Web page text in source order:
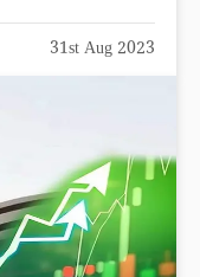
31st Aug 2023